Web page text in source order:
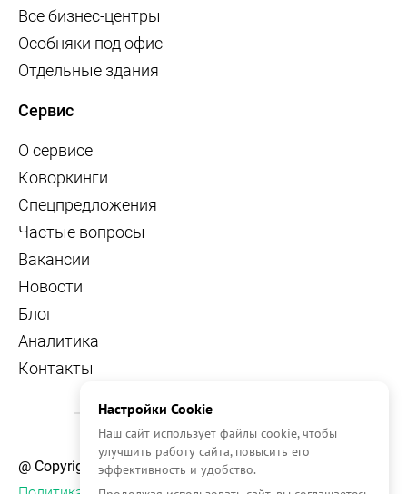
Все бизнес-центры
Особняки под офис
Отдельные здания
Сервис
О сервисе
Коворкинги
Спецпредложения
Частые вопросы
Вакансии
Новости
Блог
Аналитика
Контакты
@ Copyright, 2026 OFFICE NAVIGATOR
Настройки Cookie
Наш сайт использует файлы cookie, чтобы
улучшить работу сайта, повысить его
эффективность и удобство.